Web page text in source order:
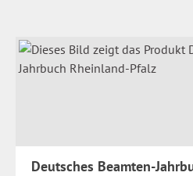
Deutsches Beamten-